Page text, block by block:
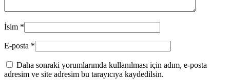
İsim *
E-posta *
Daha sonraki yorumlarımda kullanılması için adım, e-posta
adresim ve site adresim bu tarayıcıya kaydedilsin.